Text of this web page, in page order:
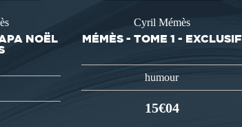
NOËL
Cyril Mémès
MÉMÈS - TOME 1 - EXCLUSIF
humour
15€04